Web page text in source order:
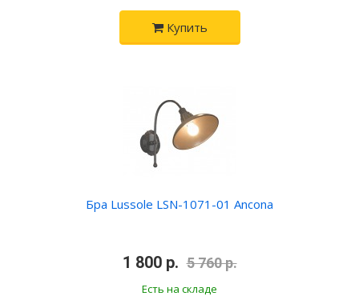
Купить
Бра Lussole LSN-1071-01 Ancona
1 800 р. 5 760 р.
Есть на складе